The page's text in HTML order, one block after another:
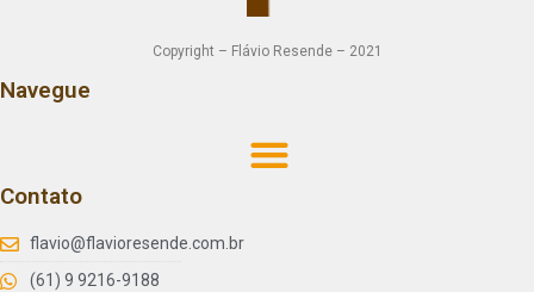
Copyright – Flávio Resende – 2021
Navegue
Contato
flavio@flavioresende.com.br
(61) 9 9216-9188